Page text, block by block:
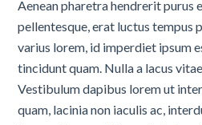
Aenean pharetra hendrerit purus
pellentesque, erat luctus tempus
varius lorem, id imperdiet ipsum
tincidunt quam. Nulla a lacus
Vestibulum dapibus lorem ut
quam, lacinia non iaculis ac,